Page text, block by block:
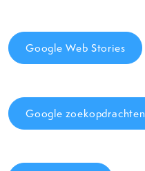
Google Web Stories
Google zoekopdrachten